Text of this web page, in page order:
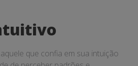
que confia em sua intuição